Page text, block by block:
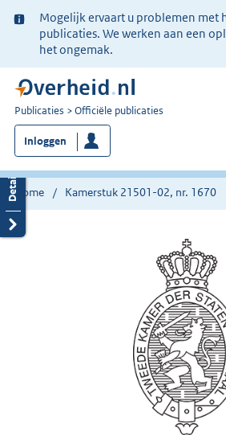
Ter
informatie:
Mogelijk ervaart u problemen met
publicaties. We werken aan een
het ongemak.
U
bent
nu
hier:
Publicaties Officiële publicaties
Inloggen
Home Kamerstuk 21501-02, nr. 1670